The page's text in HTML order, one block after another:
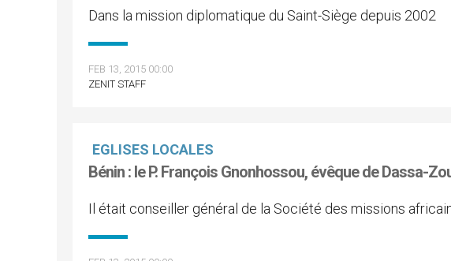
Dans la mission diplomatique du Saint-Siège depuis 2002
FEB 13, 2015 00:00
ZENIT STAFF
EGLISES LOCALES
Bénin : le P. François Gnonhossou, évêque de Dassa-
Il était conseiller général de la Société des missions